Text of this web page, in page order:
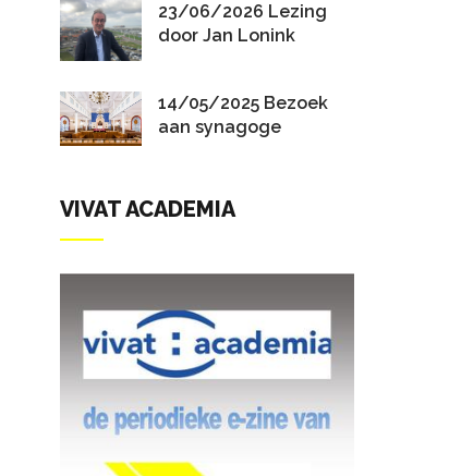
23/06/2026 Lezing
door Jan Lonink
14/05/2025 Bezoek
aan synagoge
VIVAT ACADEMIA